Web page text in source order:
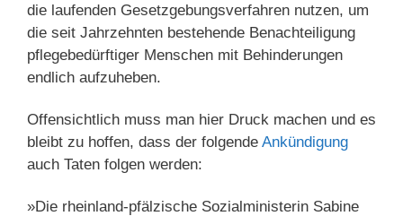
die laufenden Gesetzgebungsverfahren nutzen, um
die seit Jahrzehnten bestehende Benachteiligung
pflegebedürftiger Menschen mit Behinderungen
endlich aufzuheben.
Offensichtlich muss man hier Druck machen und es
bleibt zu hoffen, dass der folgende Ankündigung
auch Taten folgen werden:
»Die rheinland-pfälzische Sozialministerin Sabine